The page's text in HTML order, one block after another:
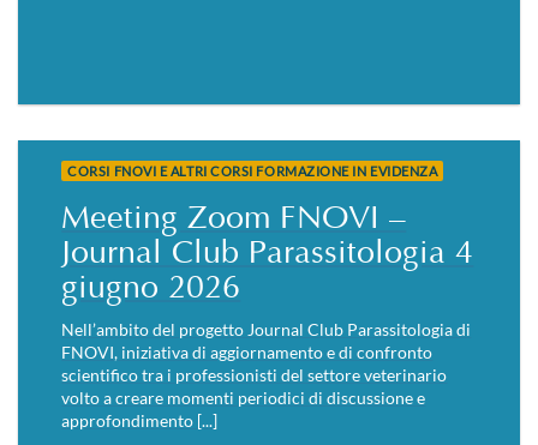
CORSI FNOVI E ALTRI CORSI FORMAZIONE IN EVIDENZA
Meeting Zoom FNOVI –
Journal Club Parassitologia 4
giugno 2026
Nell’ambito del progetto Journal Club Parassitologia di
FNOVI, iniziativa di aggiornamento e di confronto
scientifico tra i professionisti del settore veterinario
volto a creare momenti periodici di discussione e
approfondimento [...]